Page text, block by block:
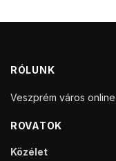
RÓLUNK
Veszprém város
ROVATOK
Közélet